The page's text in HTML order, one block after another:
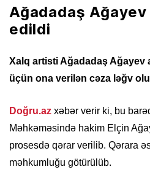
Ağadadaş
edildi
Xalq artisti Ağadadaş
üçün ona verilən cəza ləğv
Doğru.az xəbər verir ki, bu
Məhkəməsində hakim Elçin
prosesdə qərar verilib. Qərara
məhkumluğu götürülüb.